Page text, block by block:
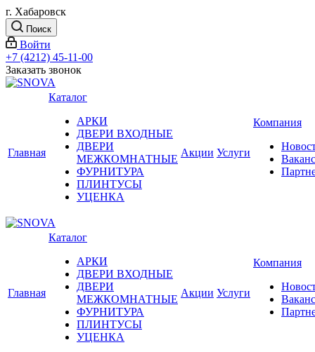
г. Хабаровск
Поиск
Войти
+7 (4212) 45-11-00
Заказать звонок
Главная
Каталог
АРКИ
ДВЕРИ ВХОДНЫЕ
ДВЕРИ
МЕЖКОМНАТНЫЕ
ФУРНИТУРА
ПЛИНТУСЫ
УЦЕНКА
Акции Услуги
Компания
Главная
Каталог
АРКИ
ДВЕРИ ВХОДНЫЕ
ДВЕРИ
МЕЖКОМНАТНЫЕ
ФУРНИТУРА
ПЛИНТУСЫ
УЦЕНКА
Акции Услуги
Компания